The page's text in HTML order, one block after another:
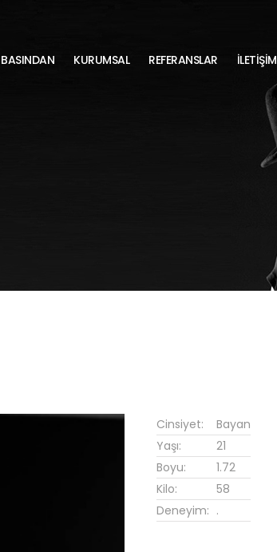
BASINDAN KURUMSAL REFERANSLAR İLETİŞİM
Cinsiyet:
Bayan
Yaşı:
21
Boyu:
1.72
Kilo:
58
Deneyim: .